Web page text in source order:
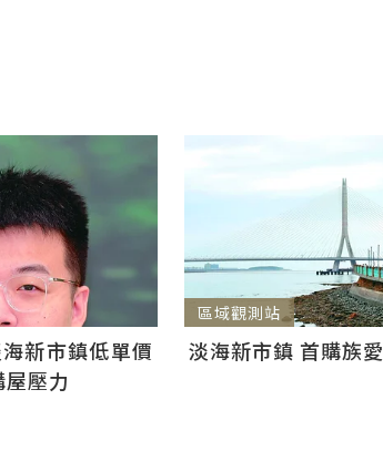
新市鎮低單價
壓力
區域觀測站
淡海新市鎮 首購族愛